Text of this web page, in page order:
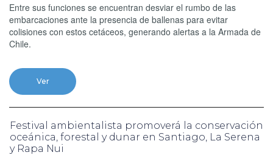
Entre sus funciones se encuentran desviar el rumbo de las
embarcaciones ante la presencia de ballenas para evitar
colisiones con estos cetáceos, generando alertas a la Armada de
Chile.
Ver
Festival ambientalista promoverá la conservación
oceánica, forestal y dunar en Santiago, La Serena
y Rapa Nui